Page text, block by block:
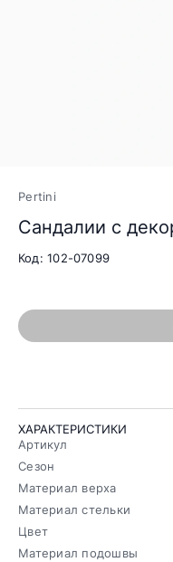
Pertini
Сандалии с
Код: 102-07099
ХАРАКТЕРИСТИКИ
Артикул
Сезон
Материал верха
Материал стельки
Цвет
Материал подошвы